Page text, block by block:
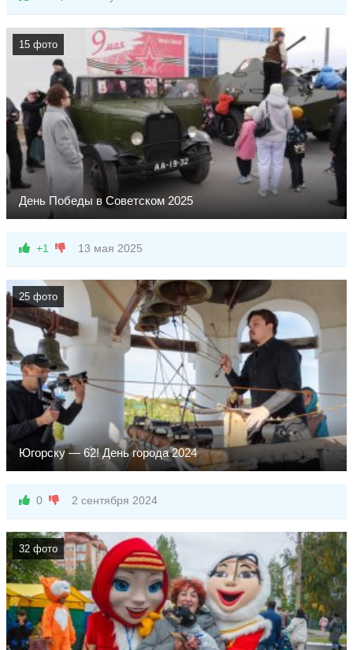
15 фото
День Победы в Советском 2025
Советский отметил 80-летие Победы в Великой
+1 13 мая 2025
25 фото
Югорску — 62! День города 2024
Источник: Управление внутренней политики и массовых
0 2 сентября 2024
32 фото